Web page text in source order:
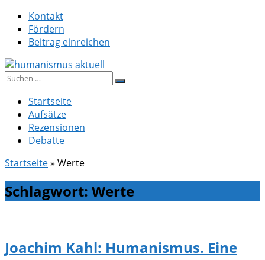
Zum
Inhalt
springen
Kontakt
Fördern
Beitrag einreichen
humanismus aktuell
Suche
Startseite
Aufsätze
Rezensionen
Debatte
Startseite» Werte
Schlagwort: Werte
Joachim Kahl: Humanismus. Eine